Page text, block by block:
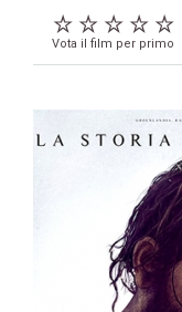
Vota il film per primo